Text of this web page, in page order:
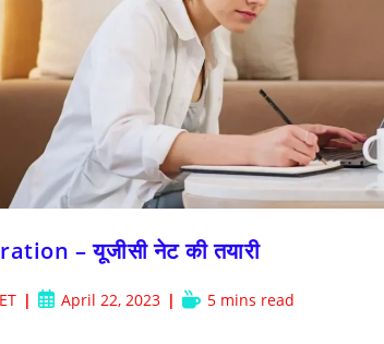
– यूजीसी नेट की तयारी
PostApril 22, 2023
Reading
5 mins read